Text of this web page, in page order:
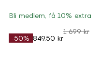
Bli medlem, få 10% extra
-50% 849,50 kr
1 699 kr